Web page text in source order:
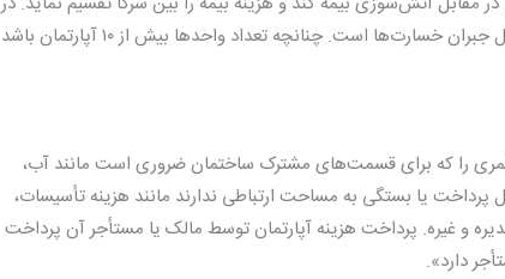
صورت عدم بیمه و وقوع آتش‌سوزی هیئت‌مدیره مسئول جبران خسارت‌ها است. چنانچه تعداد واحدها بیش از ۱۰ آپارتمان باشد
را که برای قسمت‌های مشترک ساختمان ضروری است مانند آب،
پرداخت یا بستگی به مساحت ارتباطی ندارند مانند هزینه تأسیسات،
و غیره. پرداخت هزینه آپارتمان توسط مالک یا مستأجر آن پرداخت
دارد».